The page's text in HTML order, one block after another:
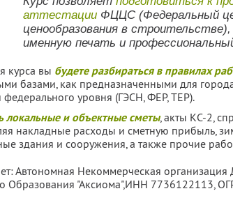
аттестации ФЦЦС (Федеральный
ценообразования в
именную печать и
курса вы будете разбираться в правилах
базами, как предназначенными для
уровня (ГЭСН, ФЕР, ТЕР).
локальные и объектные сметы, акты КС-2,
накладные расходы и сметную прибыль,
здания и сооружения, а также прочие
Автономная Некоммерческая организация
Образования "Аксиома",ИНН 7736122113,